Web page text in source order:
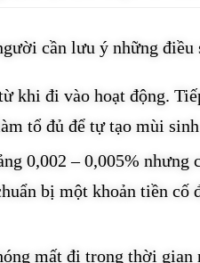
cần lưu ý những điều
khi đi vào hoạt động.
tổ đủ để tự tạo mùi
0,002 – 0,005% nhưng
bị một khoản tiền cố
mất đi trong thời